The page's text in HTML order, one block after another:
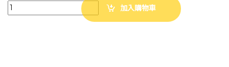
【THC】握式移位腰帶 B6031 學步帶 約束帶 移位腰帶 符合長照身
加入購物車